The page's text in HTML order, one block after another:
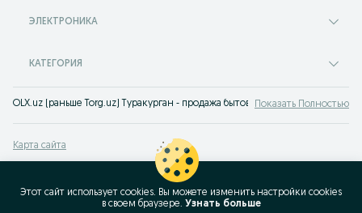
ЭЛЕКТРОНИКА
КАТЕГОРИЯ
OLX.uz (раньше Torg.uz) Туракурган - продажа бытовой техники в
Показать Полностью
Карта сайта
Карта бизнес-страницы
Популярные запросы
Этот сайт использует cookies. Вы можете изменить настройки cookies
в своeм браузере. Узнать больше